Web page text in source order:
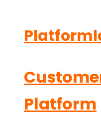
Platform